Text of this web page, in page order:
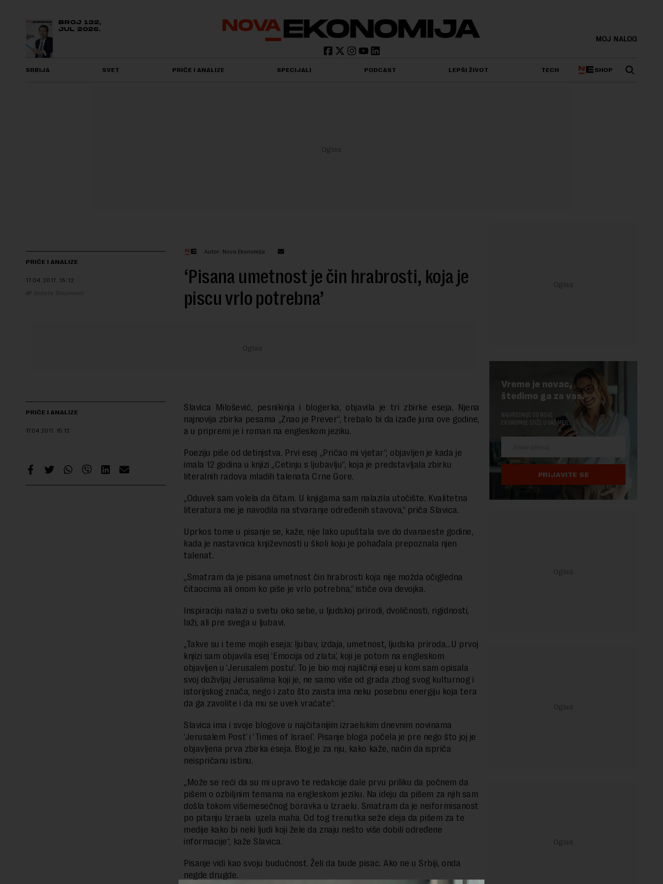
BROJ 132,
JUL 2026.
MOJ NALOG
SRBIJA SVET PRIČE I ANALIZE SPECIJALI PODCAST LEPŠI ŽIVOT TECH SHOP
PRIČE I ANALIZE
17.04.2017. 15:12
Nataša Stojanović
Autor: Nova Ekonomija
‘Pisana umetnost je čin hrabrosti, koja je
piscu vrlo potrebna’
PRIČE I ANALIZE
17.04.2017. 15:12
Slavica Milošević, pesnikinja i blogerka, objavila je tri zbirke eseja. Njena
najnovija zbirka pesama „Znao je Prever“, trebalo bi da izađe juna ove godine,
a u pripremi je i roman na engleskom jeziku.
Poeziju piše od detinjstva. Prvi esej „Pričao mi vjetar“, objavljen je kada je
imala 12 godina u knjizi „Cetinju s ljubavlju“, koja je predstavljala zbirku
literalnih radova mladih talenata Crne Gore.
„Oduvek sam volela da čitam. U knjigama sam nalazila utočište. Kvalitetna
literatura me je navodila na stvaranje određenih stavova,“ priča Slavica.
Uprkos tome u pisanje se, kaže, nije lako upuštala sve do dvanaeste godine,
kada je nastavnica književnosti u školi koju je pohađala prepoznala njen
talenat.
„Smatram da je pisana umetnost čin hrabrosti koja nije možda očigledna
čitaocima ali onom ko piše je vrlo potrebna,“ ističe ova devojka.
Inspiraciju nalazi u svetu oko sebe, u ljudskoj prirodi, dvoličnosti, rigidnosti,
laži, ali pre svega u ljubavi.
„Takve su i teme mojih eseja: ljubav, izdaja, umetnost, ljudska priroda…U prvoj
knjizi sam objavila esej ‘Emocija od zlata’, koji je potom na engleskom
objavljen u ‘Jerusalem postu’. To je bio moj najličniji esej u kom sam opisala
svoj doživljaj Jerusalima koji je, ne samo više od grada zbog svog kulturnog i
istorijskog znača, nego i zato što zaista ima neku posebnu energiju koja tera
da ga zavolite i da mu se uvek vraćate“.
Slavica ima i svoje blogove u najčitanijim izraelskim dnevnim novinama
‘Jerusalem Post’ i ‘Times of Israel’. Pisanje bloga počela je pre nego što joj je
objavljena prva zbirka eseja. Blog je za nju, kako kaže, način da ispriča
neispričanu istinu.
„Može se reći da su mi upravo te redakcije dale prvu priliku da počnem da
pišem o ozbiljnim temama na engleskom jeziku. Na ideju da pišem za njih sam
došla tokom višemesečnog boravka u Izraelu. Smatram da je neiformisanost
po pitanju Izraela uzela maha. Od tog trenutka seže ideja da pišem za te
medije kako bi neki ljudi koji žele da znaju nešto više dobili određene
informacije“, kaže Slavica.
Pisanje vidi kao svoju budućnost. Želi da bude pisac. Ako ne u Srbiji, onda
negde drugde.
Vreme je novac,
štedimo ga za vas.
NAJVREDNIJE OD NOVE
EKONOMIJE STIŽE U VAŠ MEJL.
PRIJAVITE SE